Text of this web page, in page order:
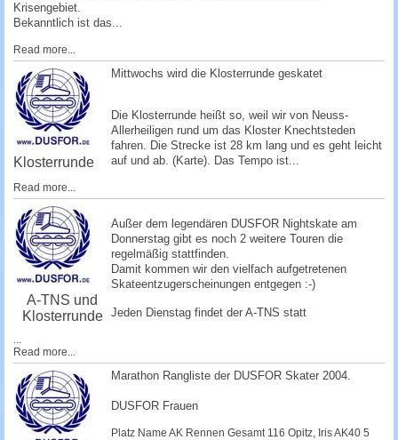
Krisengebiet.
Bekanntlich ist das...
Read more...
Klosterrunde
Mittwochs wird die Klosterrunde geskatet
Die Klosterrunde heißt so, weil wir von Neuss-
Allerheiligen rund um das Kloster Knechtsteden
fahren. Die Strecke ist 28 km lang und es geht leicht
auf und ab. (Karte). Das Tempo ist...
Read more...
A-TNS und
Klosterrunde
­Außer dem legendären DUSFOR Nightskate am
Donnerstag gibt es noch 2 weitere Touren die
regelmäßig stattfinden.
Damit kommen wir den vielfach aufgetretenen
Skateentzugerscheinungen entgege­n :-)
Jeden Dienstag findet der A-TNS statt
...
Read more...
Marathon Rangliste der DUSFOR Skater 2004.
DUSFOR Frauen
Platz Name AK Rennen Gesamt 116 Opitz, IrisAK40 5